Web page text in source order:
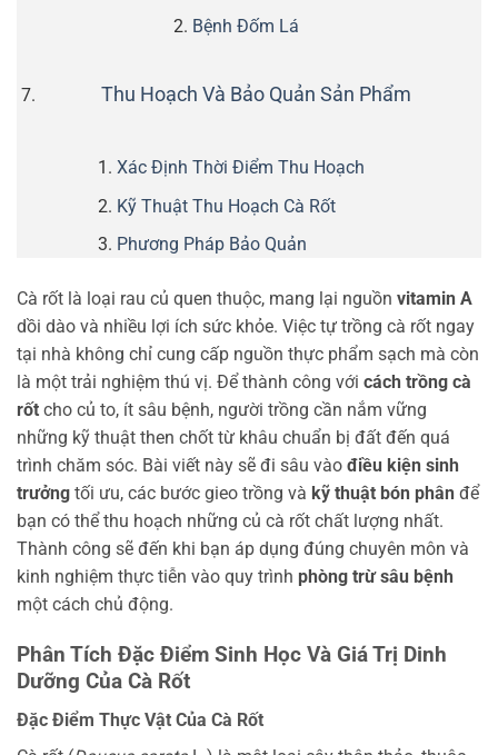
Bệnh Đốm Lá
Thu Hoạch Và Bảo Quản Sản Phẩm
Xác Định Thời Điểm Thu Hoạch
Kỹ Thuật Thu Hoạch Cà Rốt
Phương Pháp Bảo Quản
Cà rốt là loại rau củ quen thuộc, mang lại nguồn vitamin A
dồi dào và nhiều lợi ích sức khỏe. Việc tự trồng cà rốt ngay
tại nhà không chỉ cung cấp nguồn thực phẩm sạch mà còn
là một trải nghiệm thú vị. Để thành công với cách trồng cà
rốt cho củ to, ít sâu bệnh, người trồng cần nắm vững
những kỹ thuật then chốt từ khâu chuẩn bị đất đến quá
trình chăm sóc. Bài viết này sẽ đi sâu vào điều kiện sinh
trưởng tối ưu, các bước gieo trồng và kỹ thuật bón phân để
bạn có thể thu hoạch những củ cà rốt chất lượng nhất.
Thành công sẽ đến khi bạn áp dụng đúng chuyên môn và
kinh nghiệm thực tiễn vào quy trình phòng trừ sâu bệnh
một cách chủ động.
Phân Tích Đặc Điểm Sinh Học Và Giá Trị Dinh
Dưỡng Của Cà Rốt
Đặc Điểm Thực Vật Của Cà Rốt